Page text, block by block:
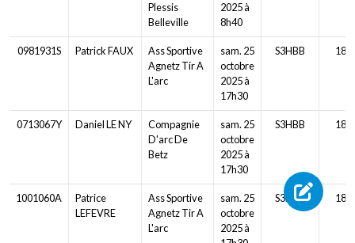
Plessis
Belleville
2025 à
8h40
0981931S Patrick FAUX
Ass Sportive
Agnetz Tir A
L'arc
sam. 25
octobre
2025 à
17h30
S3HBB 18m
0713067Y Daniel LE NY
Compagnie
D'arc De
Betz
sam. 25
octobre
2025 à
17h30
S3HBB 18m
1001060A
Patrice
LEFEVRE
Ass Sportive
Agnetz Tir A
L'arc
sam. 25
octobre
2025 à
S3HBB 18m